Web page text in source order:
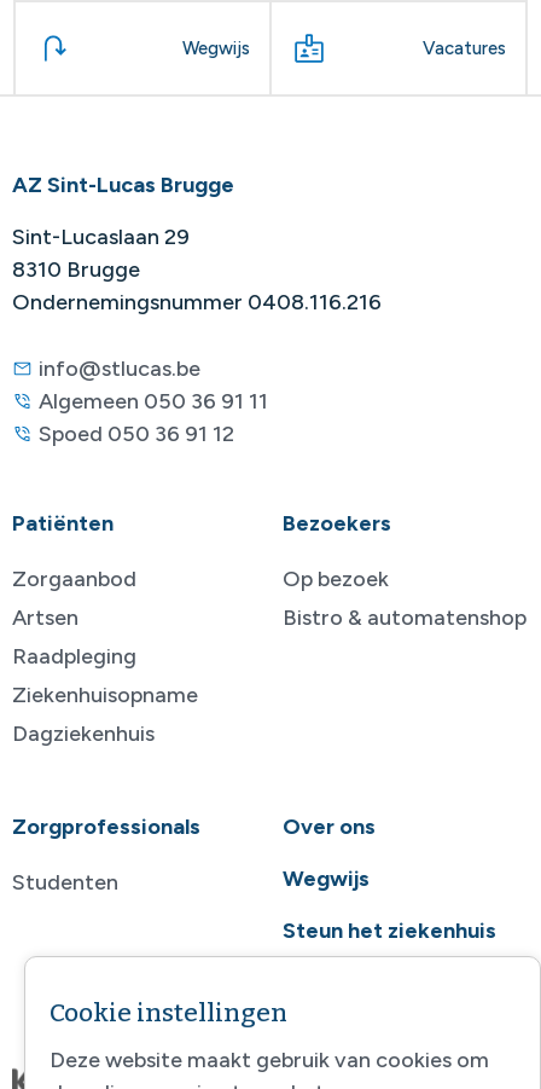
Wegwijs Vacatures
AZ Sint-Lucas Brugge
Sint-Lucaslaan 29
8310 Brugge
Ondernemingsnummer 0408.116.216
info@stlucas.be
Algemeen 050 36 91 11
Spoed 050 36 91 12
Patiënten
Zorgaanbod
Artsen
Raadpleging
Ziekenhuisopname
Dagziekenhuis
Bezoekers
Op bezoek
Bistro & automatenshop
Zorgprofessionals
Studenten
Over ons
Wegwijs
Steun het ziekenhuis
Cookie instellingen
Deze website maakt gebruik van cookies om